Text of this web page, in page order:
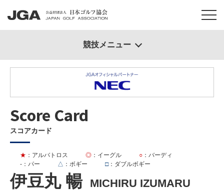
Score Card
スコアカード
伊豆丸 暢 MICHIRU IZUMARU
★ ：アルバトロス ◎ ：イーグル ○ ：バーディ
- ：パー △ ：ボギー □：ダブルボギー
競技メニュー